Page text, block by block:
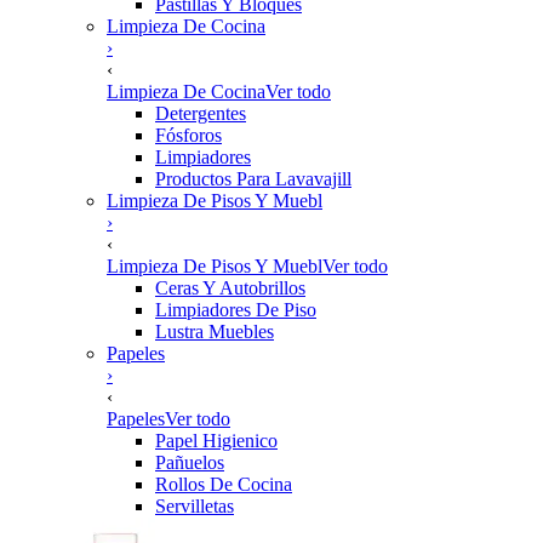
Pastillas Y Bloques
Limpieza De Cocina
›
‹
Limpieza De CocinaVer todo
Detergentes
Fósforos
Limpiadores
Productos Para Lavavajill
Limpieza De Pisos Y Muebl
›
‹
Limpieza De Pisos Y MueblVer todo
Ceras Y Autobrillos
Limpiadores De Piso
Lustra Muebles
Papeles
›
‹
PapelesVer todo
Papel Higienico
Pañuelos
Rollos De Cocina
Servilletas